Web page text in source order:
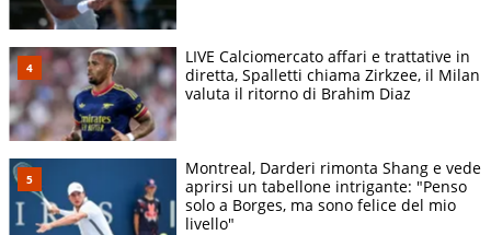
LIVE Calciomercato affari e trattative in
diretta, Spalletti chiama Zirkzee, il Milan
valuta il ritorno di Brahim Diaz
Montreal, Darderi rimonta Shang e vede
aprirsi un tabellone intrigante: "Penso
solo a Borges, ma sono felice del mio
livello"